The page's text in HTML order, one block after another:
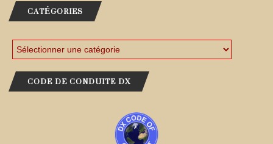
CATÉGORIES
CODE DE CONDUITE DX